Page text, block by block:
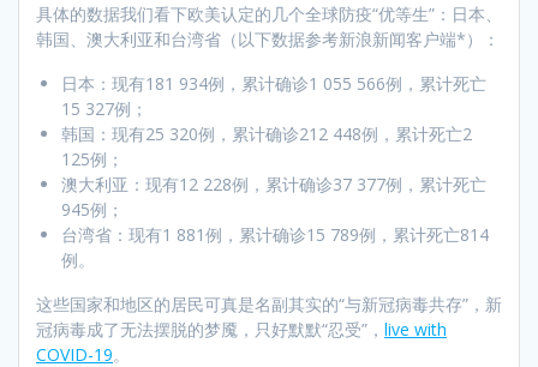
具体的数据我们看下欧美认定的几个全球防疫“优等生”：日本、
韩国、澳大利亚和台湾省（以下数据参考新浪新闻客户端*）：
日本：现有181 934例，累计确诊1 055 566例，累计死亡
15 327例；
韩国：现有25 320例，累计确诊212 448例，累计死亡2
125例；
澳大利亚：现有12 228例，累计确诊37 377例，累计死亡
945例；
台湾省：现有1 881例，累计确诊15 789例，累计死亡814
例。
这些国家和地区的居民可真是名副其实的“与新冠病毒共存”，新
冠病毒成了无法摆脱的梦魇，只好默默“忍受”， live with
COVID-19。